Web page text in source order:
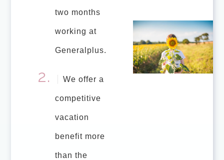
two months
working at
Generalplus.
We offer a
competitive
vacation
benefit more
than the